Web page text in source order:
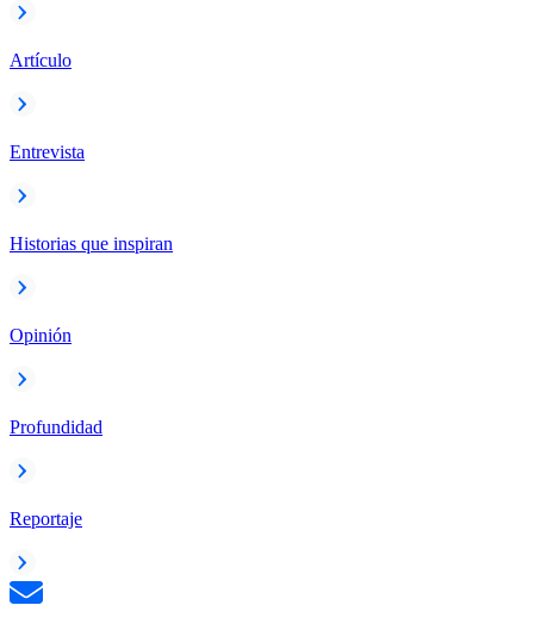
Artículo
Entrevista
Historias que inspiran
Opinión
Profundidad
Reportaje